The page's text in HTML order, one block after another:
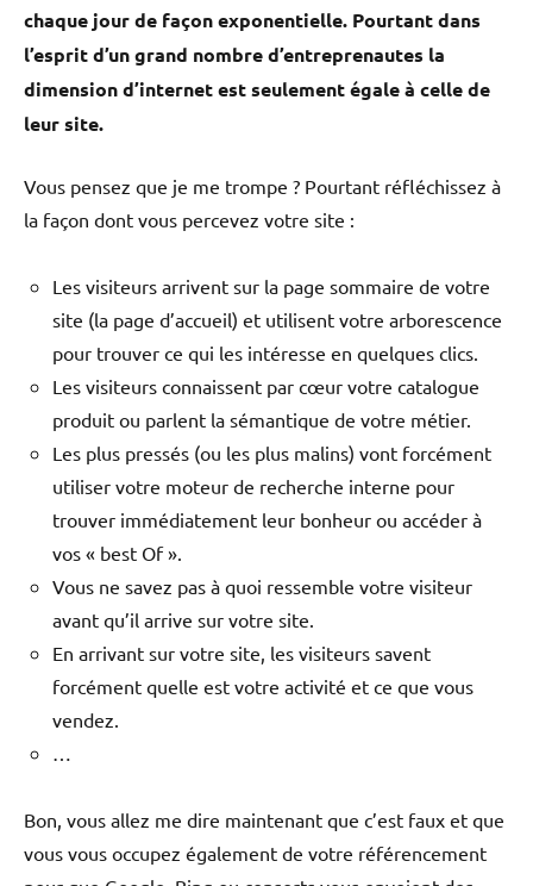
chaque jour de façon exponentielle. Pourtant dans
l’esprit d’un grand nombre d’entreprenautes la
dimension d’internet est seulement égale à celle de
leur site.
Vous pensez que je me trompe ? Pourtant réfléchissez à
la façon dont vous percevez votre site :
Les visiteurs arrivent sur la page sommaire de votre
site (la page d’accueil) et utilisent votre arborescence
pour trouver ce qui les intéresse en quelques clics.
Les visiteurs connaissent par cœur votre catalogue
produit ou parlent la sémantique de votre métier.
Les plus pressés (ou les plus malins) vont forcément
utiliser votre moteur de recherche interne pour
trouver immédiatement leur bonheur ou accéder à
vos « best Of ».
Vous ne savez pas à quoi ressemble votre visiteur
avant qu’il arrive sur votre site.
En arrivant sur votre site, les visiteurs savent
forcément quelle est votre activité et ce que vous
vendez.
…
Bon, vous allez me dire maintenant que c’est faux et que
vous vous occupez également de votre référencement